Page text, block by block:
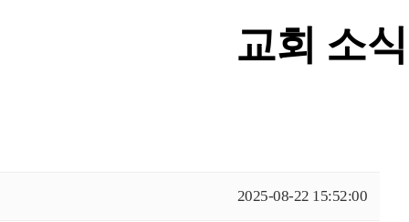
교회 소식
2025-08-22 15:52:00